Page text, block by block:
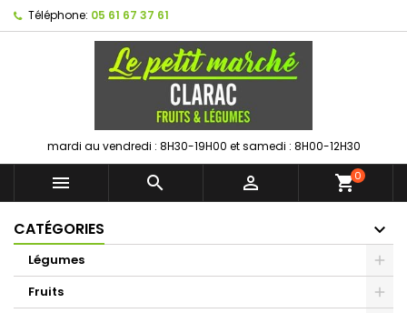
Téléphone: 05 61 67 37 61
mardi au vendredi : 8H30-19H00 et samedi : 8H00-12H30
   shopping_cart0
CATÉGORIES
Légumes
Fruits